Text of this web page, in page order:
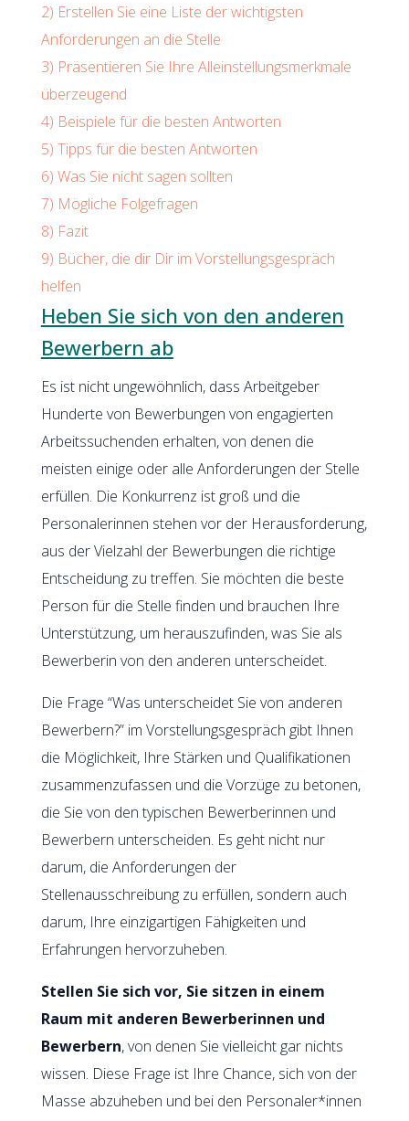
2) Erstellen Sie eine Liste der wichtigsten
Anforderungen an die Stelle
3) Präsentieren Sie Ihre Alleinstellungsmerkmale
überzeugend
4) Beispiele für die besten Antworten
5) Tipps für die besten Antworten
6) Was Sie nicht sagen sollten
7) Mögliche Folgefragen
8) Fazit
9) Bücher, die dir Dir im Vorstellungsgespräch
helfen
Heben Sie sich von den anderen
Bewerbern ab
Es ist nicht ungewöhnlich, dass Arbeitgeber
Hunderte von Bewerbungen von engagierten
Arbeitssuchenden erhalten, von denen die
meisten einige oder alle Anforderungen der Stelle
erfüllen. Die Konkurrenz ist groß und die
Personalerinnen stehen vor der Herausforderung,
aus der Vielzahl der Bewerbungen die richtige
Entscheidung zu treffen. Sie möchten die beste
Person für die Stelle finden und brauchen Ihre
Unterstützung, um herauszufinden, was Sie als
Bewerberin von den anderen unterscheidet.
Die Frage “Was unterscheidet Sie von anderen
Bewerbern?” im Vorstellungsgespräch gibt Ihnen
die Möglichkeit, Ihre Stärken und Qualifikationen
zusammenzufassen und die Vorzüge zu betonen,
die Sie von den typischen Bewerberinnen und
Bewerbern unterscheiden. Es geht nicht nur
darum, die Anforderungen der
Stellenausschreibung zu erfüllen, sondern auch
darum, Ihre einzigartigen Fähigkeiten und
Erfahrungen hervorzuheben.
Stellen Sie sich vor, Sie sitzen in einem
Raum mit anderen Bewerberinnen und
Bewerbern, von denen Sie vielleicht gar nichts
wissen. Diese Frage ist Ihre Chance, sich von der
Masse abzuheben und bei den Personaler*innen